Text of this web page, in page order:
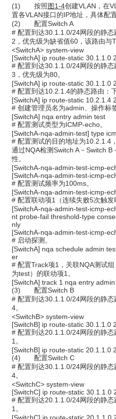
(1) 按照图1-4创建VLAN ，在
置各VLAN接口的IP地址，具体配
(2)
配置Switch A
# 配置到达30.1.1.0/24网段的静态
2 ，优先级为缺省值60，该路由与
<SwitchA> system-view
[SwitchA] ip route-static 30.1.1.0
# 配置到达30.1.1.0/24网段的静态
3 ，优先级为80。
[SwitchA] ip route-static 30.1.1.0
# 配置到达10.2.1.4的静态路由：
[SwitchA] ip route-static 10.2.1.4
# 创建管理员名为admin 、操作标
[SwitchA] nqa entry admin test
# 配置测试类型为ICMP-echo。
[SwitchA-nqa-admin-test] type
# 配置测试的目的地址为10.2.1.4
通过NQA检测Switch A－ Switch B
性。
[SwitchA-nqa-admin-test-icmp-
[SwitchA-nqa-admin-test-icmp-
# 配置测试频率为100ms。
[SwitchA-nqa-admin-test-icmp-
# 配置联动项1 （连续失败5次触发
[SwitchA-nqa-admin-test-icmp-
nt probe-fail threshold-type
nly
[SwitchA-nqa-admin-test-icmp-
# 启动探测。
[SwitchA] nqa schedule admin
er
# 配置Track项1 ，关联NQA测试组
为test）的联动项1 。
[SwitchA] track 1 nqa entry
(3)
配置Switch B
# 配置到达30.1.1.0/24网段的静态
4。
<SwitchB> system-view
[SwitchB] ip route-static 30.1.1.0
# 配置到达20.1.1.0/24网段的静态
1 。
[SwitchB] ip route-static 20.1.1.0
(4)
配置Switch C
# 配置到达30.1.1.0/24网段的静态
4。
<SwitchC> system-view
[SwitchC] ip route-static 30.1.1.0
# 配置到达20.1.1.0/24网段的静态
1 。
[SwitchC] ip route-static 20.1.1.0